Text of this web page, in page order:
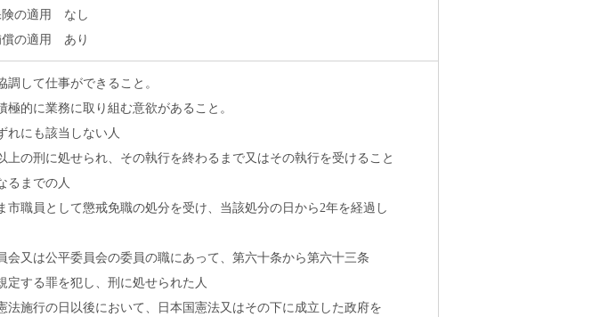
の適用 なし
の適用 あり
調して仕事ができること。
極的に業務に取り組む意欲があること。
れにも該当しない人
上の刑に処せられ、その執行を終わるまで又はその執行を受けること
るまでの人
市職員として懲戒免職の処分を受け、当該処分の日から2年を経過し
会又は公平委員会の委員の職にあって、第六十条から第六十三条
定する罪を犯し、刑に処せられた人
法施行の日以後において、日本国憲法又はその下に成立した政府を